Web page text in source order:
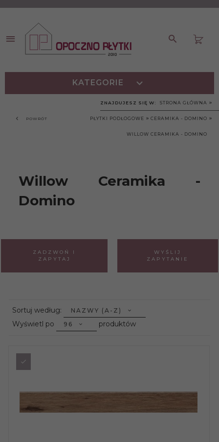
KATEGORIE
POWRÓT
ZNAJDUJESZ SIĘ W: STRONA GŁÓWNA
PŁYTKI PODŁOGOWE CERAMIKA - DOMINO
WILLOW CERAMIKA - DOMINO
Willow Ceramika -
Domino
ZADZWOŃ I
ZAPYTAJ
WYŚLIJ
ZAPYTANIE
Sortuj według: sortNAZWY (A-Z)
Wyświetl po pop96 produktów